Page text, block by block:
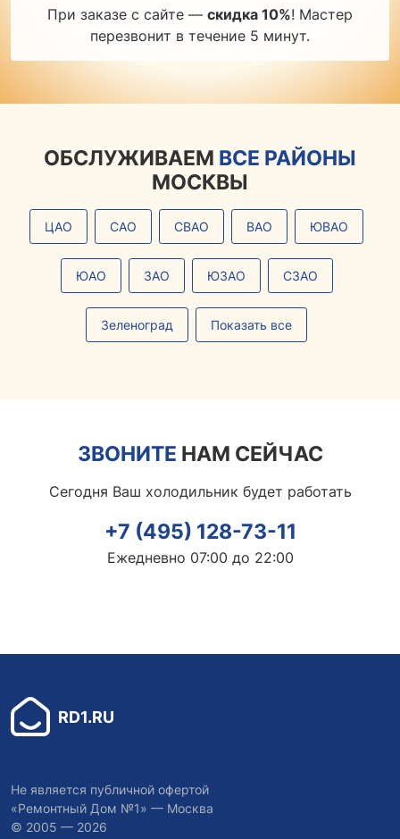
При заказе с сайте — скидка 10%! Мастер
перезвонит в течение 5 минут.
ОБСЛУЖИВАЕМ ВСЕ РАЙОНЫ
МОСКВЫ
ЦАО САО СВАО ВАО ЮВАО
ЮАО ЗАО ЮЗАО СЗАО
Зеленоград Показать все
ЗВОНИТЕ НАМ СЕЙЧАС
Сегодня Ваш холодильник будет работать
+7 (495) 128-73-11
Ежедневно 07:00 до 22:00
RD1.RU
Не является публичной офертой
«Ремонтный Дом №1» — Москва
© 2005 — 2026